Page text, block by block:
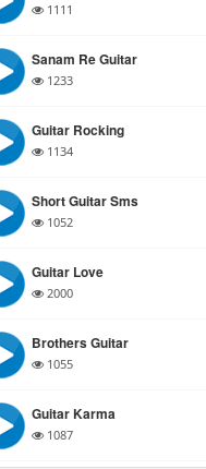
1111
Sanam Re Guitar
1233
Guitar Rocking
1134
Short Guitar Sms
1052
Guitar Love
2000
Brothers Guitar
1055
Guitar Karma
1087